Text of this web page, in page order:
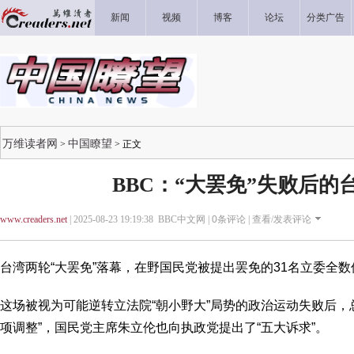
新闻 视频 博客 论坛 分类广告
万维读者网 > 中国瞭望 > 正文
BBC：“大罢免”失败后的
www.creaders.net| 2025-08-23 19:19:38 BBC中文网 | 0条评论 | 查看/发表评论
台湾两轮“大罢免”落幕，在野国民党被提出罢免的31名立委全
这场被视为可能逆转立法院“朝小野大”局势的政治运动失败后
项调整”，国民党主席朱立伦也向执政党提出了“五大诉求”。